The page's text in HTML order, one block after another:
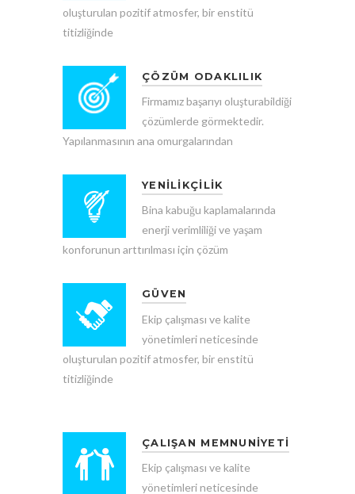
oluşturulan pozitif atmosfer, bir enstitü
titizliğinde
ÇÖZÜM ODAKLILIK
Firmamız başarıyı oluşturabildiği
çözümlerde görmektedir.
Yapılanmasının ana omurgalarından
YENİLİKÇİLİK
Bina kabuğu kaplamalarında
enerji verimliliği ve yaşam
konforunun arttırılması için çözüm
GÜVEN
Ekip çalışması ve kalite
yönetimleri neticesinde
oluşturulan pozitif atmosfer, bir enstitü
titizliğinde
ÇALIŞAN MEMNUNİYETİ
Ekip çalışması ve kalite
yönetimleri neticesinde